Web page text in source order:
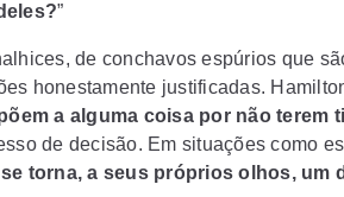
”
de conchavos espúrios que
honestamente justificadas.
a alguma coisa por não terem
de decisão. Em situações como
torna, a seus próprios olhos, um